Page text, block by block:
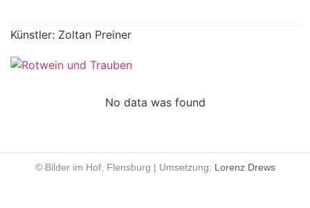
Künstler: Zoltan Preiner
No data was found
© Bilder im Hof, Flensburg | Umsetzung: Lorenz Drews